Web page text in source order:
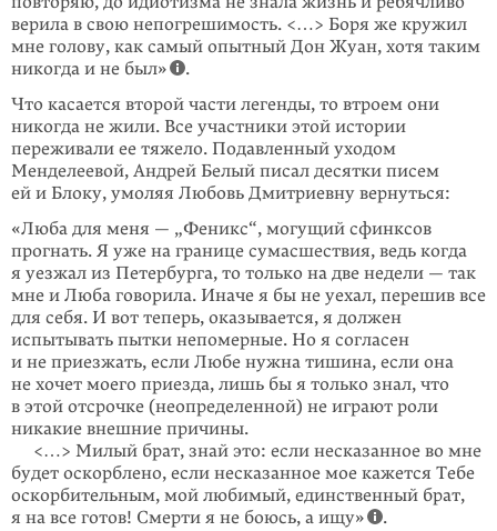
верила в свою непогрешимость. <…> Боря же кружил
мне голову, как самый опытный Дон Жуан, хотя таким
никогда и не был»
.
Что касается второй части легенды, то втроем они
никогда не жили. Все участ­ники этой истории
переживали ее тяжело. Подавленный уходом
Менделеевой, Андрей Белый писал десятки писем
ей и Блоку, умоляя Любовь Дмитриевну вернуться:
«Люба для меня — „Феникс“, могущий сфинксов
прогнать. Я уже на границе сумасшествия, ведь когда
я уезжал из Петербурга, то только на две недели — так
мне и Люба говорила. Иначе я бы не уехал, перешив все
для себя. И вот теперь, оказывается, я должен
испытывать пытки непомерные. Но я согласен
и не приезжать, если Любе нужна тишина, если она
не хочет моего приезда, лишь бы я только знал, что
в этой отсрочке (неопределенной) не играют роли
никакие внешние причины.
<…> Милый брат, знай это: если несказанное во мне
будет оскорб­лено, если несказанное мое кажется Тебе
оскорбительным, мой любимый, единственный брат,
я на все готов! Смерти я не боюсь, а ищу»
.